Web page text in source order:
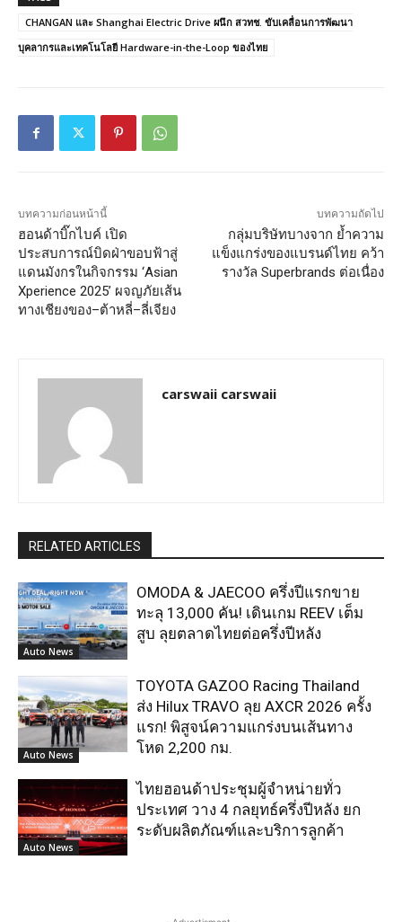
CHANGAN และ Shanghai Electric Drive ผนึก สวทช. ขับเคลื่อนการพัฒนา
บุคลากรและเทคโนโลยี Hardware-in-the-Loop ของไทย
บทความก่อนหน้านี้
ฮอนด้าบิ๊กไบค์ เปิด
ประสบการณ์บิดฝ่าขอบฟ้าสู่
แดนมังกรในกิจกรรม ‘Asian
Xperience 2025’ ผจญภัยเส้น
ทางเชียงของ–ต้าหลี่–ลี่เจียง
บทความถัดไป
กลุ่มบริษัทบางจาก ย้ำความ
แข็งแกร่งของแบรนด์ไทย คว้า
รางวัล Superbrands ต่อเนื่อง
carswaii carswaii
RELATED ARTICLES
Auto News
OMODA & JAECOO ครึ่งปีแรกขาย
ทะลุ 13,000 คัน! เดินเกม REEV เต็ม
สูบ ลุยตลาดไทยต่อครึ่งปีหลัง
Auto News
TOYOTA GAZOO Racing Thailand
ส่ง Hilux TRAVO ลุย AXCR 2026 ครั้ง
แรก! พิสูจน์ความแกร่งบนเส้นทาง
โหด 2,200 กม.
Auto News
ไทยฮอนด้าประชุมผู้จำหน่ายทั่ว
ประเทศ วาง 4 กลยุทธ์ครึ่งปีหลัง ยก
ระดับผลิตภัณฑ์และบริการลูกค้า